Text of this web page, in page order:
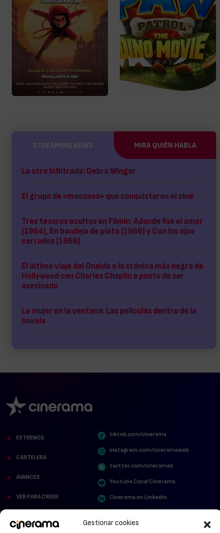
Gestionar cookies
STREAMING NEWS MIRA QUIÉN HABLA
La otra Infiltrada: Debra Winger
El grupo de «mocosos» que conquistaron el cine
Tres tesoros ocultos en Filmin: Adonde fue el amor
(1964), En bandeja de plata (1966) y Con los ojos
cerrados (1969)
El último viaje del Oneida o la crónica más negra de
Hollywood con Charles Chaplin a punto de ser
asesinado
La mujer en la ventana: Las películas dentro de la
novela
ESTRENOS
CARTELERA
AVANCES
VER PARA CREER
tiktok.com/cinerama
instagram.com/cineramaweb
twitter.com/cinerames
Youtube Canal Cinerama
Cinerama en Linkedin